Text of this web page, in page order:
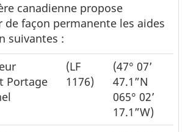
canadienne propose
de façon permanente les aides
suivantes :
Portage
(LF
1176)
(47° 07’
47.1”N
065° 02’
17.1”W)